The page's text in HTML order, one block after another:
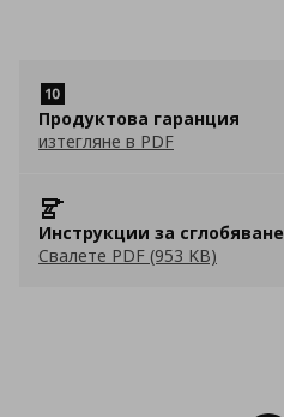
Продуктова гаранция
изтегляне в PDF
Инструкции за сглобяване
Свалете PDF (953 KB)